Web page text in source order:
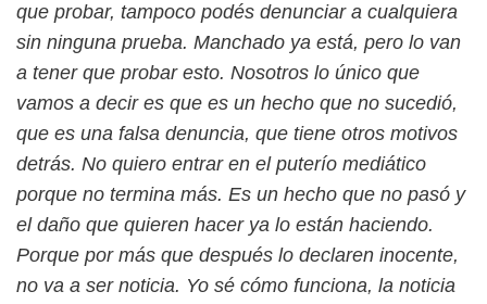
que probar, tampoco podés denunciar a cualquiera
sin ninguna prueba. Manchado ya está, pero lo van
a tener que probar esto. Nosotros lo único que
vamos a decir es que es un hecho que no sucedió,
que es una falsa denuncia, que tiene otros motivos
detrás. No quiero entrar en el puterío mediático
porque no termina más. Es un hecho que no pasó y
el daño que quieren hacer ya lo están haciendo.
Porque por más que después lo declaren inocente,
no va a ser noticia. Yo sé cómo funciona, la noticia